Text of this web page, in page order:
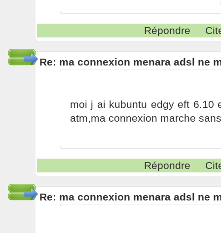
Répondre
Re: ma connexion menara adsl ne
moi j ai kubuntu edgy eft 6.10
atm,ma connexion marche
Répondre
Re: ma connexion menara adsl ne